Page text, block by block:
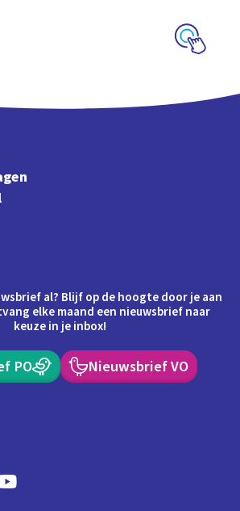
al? Blijf op de hoogte door je aan
elke maand een nieuwsbrief naar
keuze in je inbox!
PO Nieuwsbrief VO